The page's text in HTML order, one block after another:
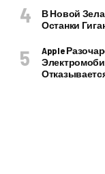
В Новой
Останки
Apple